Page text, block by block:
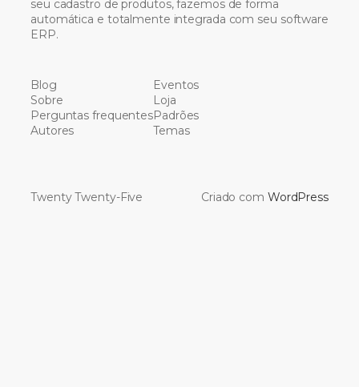
seu cadastro de produtos, fazemos de forma
automática e totalmente integrada com seu software
ERP.
Blog
Sobre
Perguntas frequentes
Autores
Eventos
Loja
Padrões
Temas
Twenty Twenty-Five Criado com WordPress